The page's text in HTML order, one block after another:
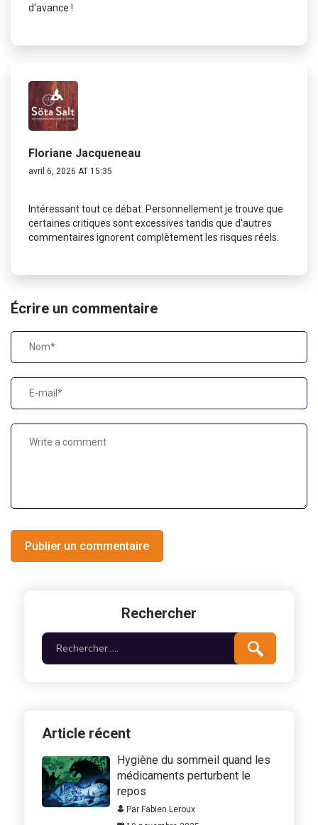
d'avance !
Floriane Jacqueneau
avril 6, 2026 AT 15:35
Intéressant tout ce débat. Personnellement je trouve que
certaines critiques sont excessives tandis que d'autres
commentaires ignorent complètement les risques réels.
Écrire un commentaire
Publier un commentaire
Rechercher
Article récent
Hygiène du sommeil quand les
médicaments perturbent le
repos
Par Fabien Leroux